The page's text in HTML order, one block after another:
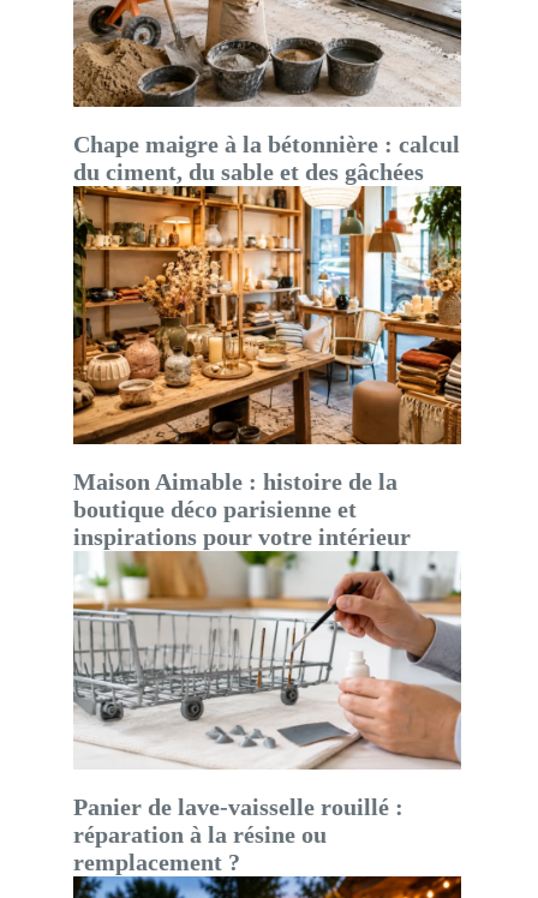
Chape maigre à la bétonnière : calcul
du ciment, du sable et des gâchées
Maison Aimable : histoire de la
boutique déco parisienne et
inspirations pour votre intérieur
Panier de lave-vaisselle rouillé :
réparation à la résine ou
remplacement ?